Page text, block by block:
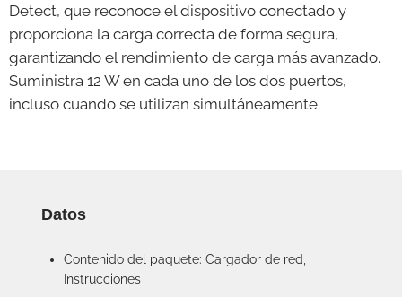
Detect, que reconoce el dispositivo conectado y
proporciona la carga correcta de forma segura,
garantizando el rendimiento de carga más avanzado.
Suministra 12 W en cada uno de los dos puertos,
incluso cuando se utilizan simultáneamente.
Datos
Contenido del paquete: Cargador de red,
Instrucciones